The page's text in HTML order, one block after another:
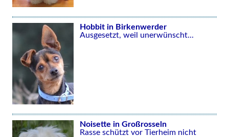
Hobbit in Birkenwerder
Ausgesetzt, weil unerwünscht...
Noisette in Großrosseln
Rasse schützt vor Tierheim nicht